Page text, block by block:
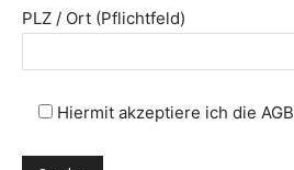
PLZ / Ort (Pflichtfeld)
Hiermit akzeptiere ich die